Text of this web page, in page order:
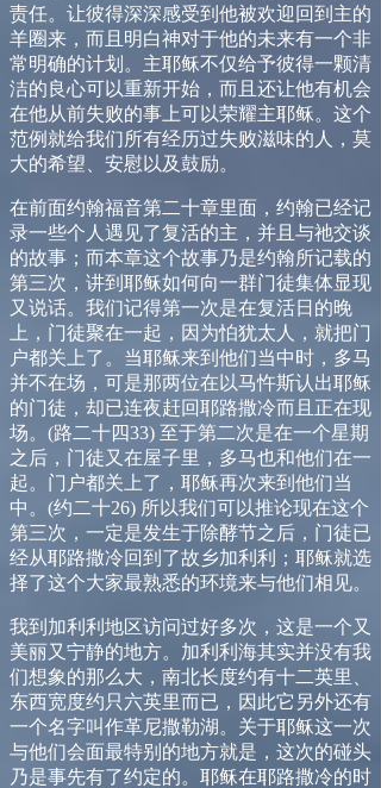
责任。让彼得深深感受到他被欢迎回到主的
羊圈来，而且明白神对于他的未来有一个非
常明确的计划。主耶稣不仅给予彼得一颗清
洁的良心可以重新开始，而且还让他有机会
在他从前失败的事上可以荣耀主耶稣。这个
范例就给我们所有经历过失败滋味的人，莫
大的希望、安慰以及鼓励。
在前面约翰福音第二十章里面，约翰已经记
录一些个人遇见了复活的主，并且与祂交谈
的故事；而本章这个故事乃是约翰所记载的
第三次，讲到耶稣如何向一群门徒集体显现
又说话。我们记得第一次是在复活日的晚
上，门徒聚在一起，因为怕犹太人，就把门
户都关上了。当耶稣来到他们当中时 ，多马
并不在场，可是那两位在以马忤斯认出耶稣
的门徒，却已连夜赶回耶路撒冷而且正在现
场。 (路二十四33) 至于第二次是在一个星期
之后，门徒又在屋子里，多马也和他们在一
起。门户都关上了，耶稣再次来到他们当
中。 (约二十26) 所以我们可以推论现在这个
第三次，一定是发生于除酵节之后，门徒已
经从耶路撒冷回到了故乡加利利；耶稣就选
择了这个大家最熟悉的环境来与他们相见。
我到加利利地区访问过好多次，这是一个又
美丽又宁静的地方。加利利海其实并没有我
们想象的那么大，南北长度约有十二英里、
东西宽度约只六英里而已，因此它另外还有
一个名字叫作革尼撒勒湖。关于耶稣这一次
与他们会面最特别的地方就是，这次的碰头
乃是事先有了约定的。耶稣在耶路撒冷的时